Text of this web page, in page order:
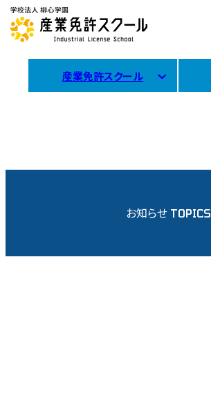
産業免許スクール
お知らせ TOPICS